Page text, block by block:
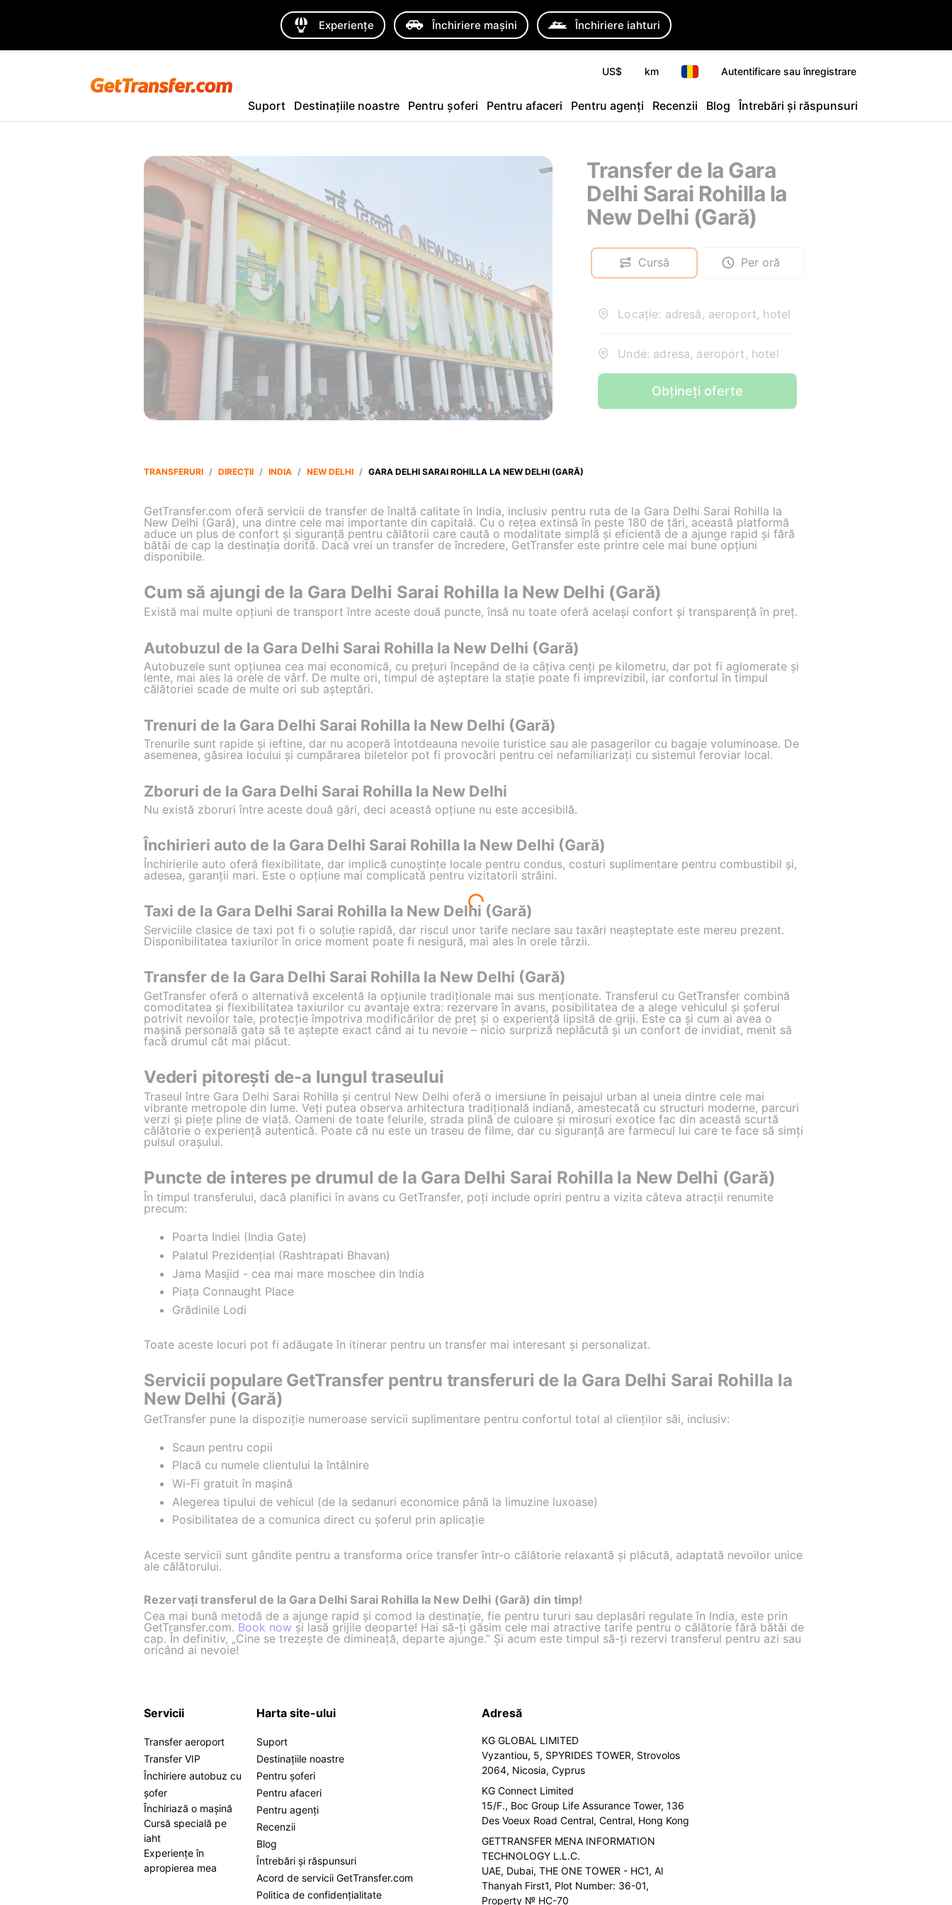
Experiențe Închiriere mașini Închiriere iahturi
US$ km Autentificare sau înregistrare
Suport Destinațiile noastre Pentru șoferi Pentru afaceri Pentru agenți Recenzii Blog Întrebări și răspunsuri
Transfer de la Gara
Delhi Sarai Rohilla la
New Delhi (Gară)
Cursă Per oră
Locație: adresă, aeroport, hotel
Unde: adresa, aeroport, hotel
Obțineți oferte
TRANSFERURI / DIRECȚII / INDIA / NEW DELHI / GARA DELHI SARAI ROHILLA LA NEW DELHI (GARĂ)
GetTransfer.com oferă servicii de transfer de înaltă calitate în India, inclusiv pentru ruta de la Gara Delhi Sarai Rohilla la
New Delhi (Gară), una dintre cele mai importante din capitală. Cu o rețea extinsă în peste 180 de țări, această platformă
aduce un plus de confort și siguranță pentru călătorii care caută o modalitate simplă și eficientă de a ajunge rapid și fără
bătăi de cap la destinația dorită. Dacă vrei un transfer de încredere, GetTransfer este printre cele mai bune opțiuni
disponibile.
Cum să ajungi de la Gara Delhi Sarai Rohilla la New Delhi (Gară)
Există mai multe opțiuni de transport între aceste două puncte, însă nu toate oferă același confort și transparență în preț.
Autobuzul de la Gara Delhi Sarai Rohilla la New Delhi (Gară)
Autobuzele sunt opțiunea cea mai economică, cu prețuri începând de la câțiva cenți pe kilometru, dar pot fi aglomerate și
lente, mai ales la orele de vârf. De multe ori, timpul de așteptare la stație poate fi imprevizibil, iar confortul în timpul
călătoriei scade de multe ori sub așteptări.
Trenuri de la Gara Delhi Sarai Rohilla la New Delhi (Gară)
Trenurile sunt rapide și ieftine, dar nu acoperă întotdeauna nevoile turistice sau ale pasagerilor cu bagaje voluminoase. De
asemenea, găsirea locului și cumpărarea biletelor pot fi provocări pentru cei nefamiliarizați cu sistemul feroviar local.
Zboruri de la Gara Delhi Sarai Rohilla la New Delhi
Nu există zboruri între aceste două gări, deci această opțiune nu este accesibilă.
Închirieri auto de la Gara Delhi Sarai Rohilla la New Delhi (Gară)
Închirierile auto oferă flexibilitate, dar implică cunoștințe locale pentru condus, costuri suplimentare pentru combustibil și,
adesea, garanții mari. Este o opțiune mai complicată pentru vizitatorii străini.
Taxi de la Gara Delhi Sarai Rohilla la New Delhi (Gară)
Serviciile clasice de taxi pot fi o soluție rapidă, dar riscul unor tarife neclare sau taxări neașteptate este mereu prezent.
Disponibilitatea taxiurilor în orice moment poate fi nesigură, mai ales în orele târzii.
Transfer de la Gara Delhi Sarai Rohilla la New Delhi (Gară)
GetTransfer oferă o alternativă excelentă la opțiunile tradiționale mai sus menționate. Transferul cu GetTransfer combină
comoditatea și flexibilitatea taxiurilor cu avantaje extra: rezervare în avans, posibilitatea de a alege vehiculul și șoferul
potrivit nevoilor tale, protecție împotriva modificărilor de preț și o experiență lipsită de griji. Este ca și cum ai avea o
mașină personală gata să te aștepte exact când ai tu nevoie – nicio surpriză neplăcută și un confort de invidiat, menit să
facă drumul cât mai plăcut.
Vederi pitorești de-a lungul traseului
Traseul între Gara Delhi Sarai Rohilla și centrul New Delhi oferă o imersiune în peisajul urban al uneia dintre cele mai
vibrante metropole din lume. Veți putea observa arhitectura tradițională indiană, amestecată cu structuri moderne, parcuri
verzi și piețe pline de viață. Oameni de toate felurile, strada plină de culoare și mirosuri exotice fac din această scurtă
călătorie o experiență autentică. Poate că nu este un traseu de filme, dar cu siguranță are farmecul lui care te face să simți
pulsul orașului.
Puncte de interes pe drumul de la Gara Delhi Sarai Rohilla la New Delhi (Gară)
În timpul transferului, dacă planifici în avans cu GetTransfer, poți include opriri pentru a vizita câteva atracții renumite
precum:
Poarta Indiei (India Gate)
Palatul Prezidențial (Rashtrapati Bhavan)
Jama Masjid - cea mai mare moschee din India
Piața Connaught Place
Grădinile Lodi
Toate aceste locuri pot fi adăugate în itinerar pentru un transfer mai interesant și personalizat.
Servicii populare GetTransfer pentru transferuri de la Gara Delhi Sarai Rohilla la
New Delhi (Gară)
GetTransfer pune la dispoziție numeroase servicii suplimentare pentru confortul total al clienților săi, inclusiv:
Scaun pentru copii
Placă cu numele clientului la întâlnire
Wi-Fi gratuit în mașină
Alegerea tipului de vehicul (de la sedanuri economice până la limuzine luxoase)
Posibilitatea de a comunica direct cu șoferul prin aplicație
Aceste servicii sunt gândite pentru a transforma orice transfer într-o călătorie relaxantă și plăcută, adaptată nevoilor unice
ale călătorului.
Rezervați transferul de la Gara Delhi Sarai Rohilla la New Delhi (Gară) din timp!
Cea mai bună metodă de a ajunge rapid și comod la destinație, fie pentru tururi sau deplasări regulate în India, este prin
GetTransfer.com. Book now și lasă grijile deoparte! Hai să-ți găsim cele mai atractive tarife pentru o călătorie fără bătăi de
cap. În definitiv, „Cine se trezește de dimineață, departe ajunge.” Și acum este timpul să-ți rezervi transferul pentru azi sau
oricând ai nevoie!
Servicii
Transfer aeroport
Transfer VIP
Închiriere autobuz cu
șofer
Închiriază o mașină
Cursă specială pe
iaht
Experiențe în
apropierea mea
Harta site-ului
Suport
Destinațiile noastre
Pentru șoferi
Pentru afaceri
Pentru agenți
Recenzii
Blog
Întrebări și răspunsuri
Acord de servicii GetTransfer.com
Politica de confidențialitate
Adresă
KG GLOBAL LIMITED
Vyzantiou, 5, SPYRIDES TOWER, Strovolos
2064, Nicosia, Cyprus
KG Connect Limited
15/F., Boc Group Life Assurance Tower, 136
Des Voeux Road Central, Central, Hong Kong
GETTRANSFER MENA INFORMATION
TECHNOLOGY L.L.C.
UAE, Dubai, THE ONE TOWER - HC1, Al
Thanyah First1, Plot Number: 36-01,
Property № HC-70